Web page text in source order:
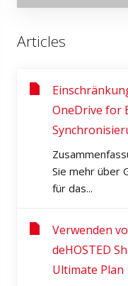
Articles
OneDrive for
Sie mehr über
für das...
Verwenden
deHOSTED
Ultimate Plan